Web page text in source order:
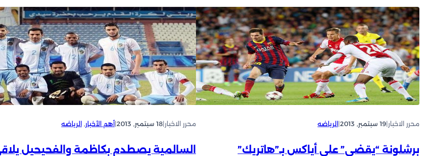
محرر الاخبار|19 سبتمبر, 2013 |الرياضه
برشلونة “يقضي” على أياكس بـ”هاتريك”
محرر الاخبار|18 سبتمبر, 2013 |أهم الأخبار, الرياضه
السالمية يصطدم بكاظمة والفحيحيل